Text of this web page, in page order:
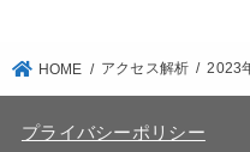
HOME アクセス解析 2023
プライバシーポリシー